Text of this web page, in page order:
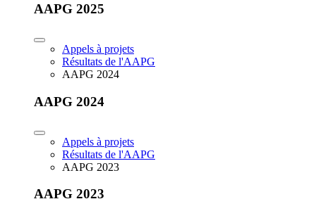
AAPG 2025
Appels à projets
Résultats de l'AAPG
AAPG 2024
AAPG 2024
Appels à projets
Résultats de l'AAPG
AAPG 2023
AAPG 2023